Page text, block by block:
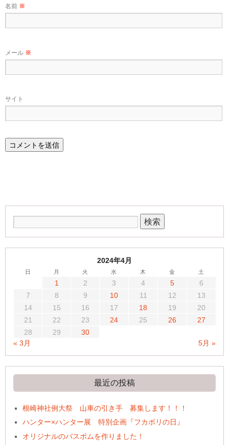
名前 ※
メール ※
サイト
2024年4月
日 月 火 水 木 金 土
1 2 3 4 5
6
7
8 9 10 11 12
13
14
15 16 17 18 19
20
21
22 23 24 25 26
27
28
29
30
« 3月
5月 »
最近の投稿
根崎神社例大祭 山車の引き手 募集します！！！
ハンター×ハンター展 特別企画『フカボリの日』
オリジナルのバスボムを作りました！